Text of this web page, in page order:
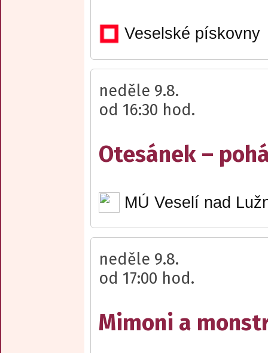
Veselské pískovny
neděle 9.8.
od 16:30 hod.
Otesánek –
MÚ Veselí nad
neděle 9.8.
od 17:00 hod.
Mimoni a